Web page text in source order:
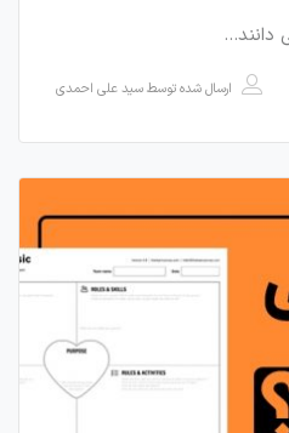
دانند…
ارسال شده توسطسید علی احمدی